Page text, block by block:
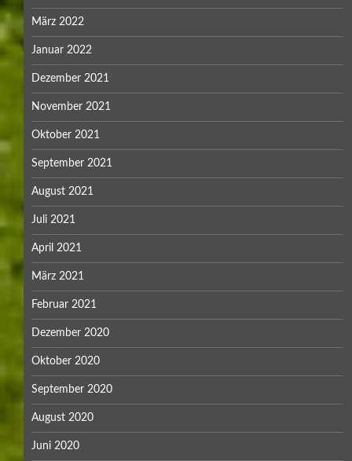
März 2022
Januar 2022
Dezember 2021
November 2021
Oktober 2021
September 2021
August 2021
Juli 2021
April 2021
März 2021
Februar 2021
Dezember 2020
Oktober 2020
September 2020
August 2020
Juni 2020